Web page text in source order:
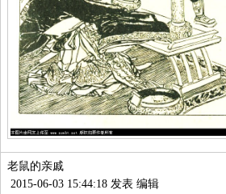
老鼠的亲戚
2015-06-03 15:44:18 发表 编辑